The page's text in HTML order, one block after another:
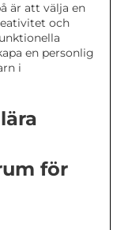
är att välja en
och
en personlig
i
för